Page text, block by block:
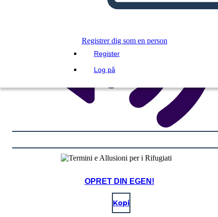
Registrer dig som en person
Register
Log på
OPRET DIN EGEN!
Kopi